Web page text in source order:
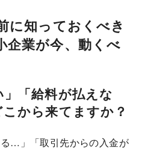
に知っておくべき
業が今、動くべ
」「給料が払えな
から来てますか？
る…」「取引先からの入金が